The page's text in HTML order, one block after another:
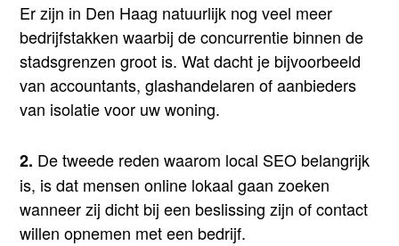
Er zijn in Den Haag natuurlijk nog veel meer
bedrijfstakken waarbij de concurrentie binnen de
stadsgrenzen groot is. Wat dacht je bijvoorbeeld
van accountants, glashandelaren of aanbieders
van isolatie voor uw woning.
2. De tweede reden waarom local SEO belangrijk
is, is dat mensen online lokaal gaan zoeken
wanneer zij dicht bij een beslissing zijn of contact
willen opnemen met een bedrijf.